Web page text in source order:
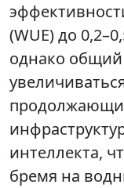
(WUE) до
однако общий
интеллекта,
бремя на